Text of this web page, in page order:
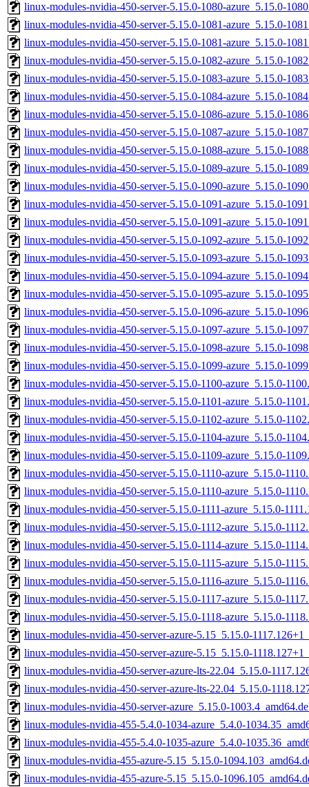
linux-modules-nvidia-450-server-5.15.0-1080-azure_5.15.0-
linux-modules-nvidia-450-server-5.15.0-1081-azure_5.15.0-
linux-modules-nvidia-450-server-5.15.0-1081-azure_5.15.0-
linux-modules-nvidia-450-server-5.15.0-1082-azure_5.15.0-
linux-modules-nvidia-450-server-5.15.0-1083-azure_5.15.0-
linux-modules-nvidia-450-server-5.15.0-1084-azure_5.15.0-
linux-modules-nvidia-450-server-5.15.0-1086-azure_5.15.0-
linux-modules-nvidia-450-server-5.15.0-1087-azure_5.15.0-
linux-modules-nvidia-450-server-5.15.0-1088-azure_5.15.0-
linux-modules-nvidia-450-server-5.15.0-1089-azure_5.15.0-
linux-modules-nvidia-450-server-5.15.0-1090-azure_5.15.0-
linux-modules-nvidia-450-server-5.15.0-1091-azure_5.15.0-
linux-modules-nvidia-450-server-5.15.0-1091-azure_5.15.0-
linux-modules-nvidia-450-server-5.15.0-1092-azure_5.15.0-
linux-modules-nvidia-450-server-5.15.0-1093-azure_5.15.0-
linux-modules-nvidia-450-server-5.15.0-1094-azure_5.15.0-
linux-modules-nvidia-450-server-5.15.0-1095-azure_5.15.0-
linux-modules-nvidia-450-server-5.15.0-1096-azure_5.15.0-
linux-modules-nvidia-450-server-5.15.0-1097-azure_5.15.0-
linux-modules-nvidia-450-server-5.15.0-1098-azure_5.15.0-
linux-modules-nvidia-450-server-5.15.0-1099-azure_5.15.0-
linux-modules-nvidia-450-server-5.15.0-1100-azure_5.15.0-
linux-modules-nvidia-450-server-5.15.0-1101-azure_5.15.0-
linux-modules-nvidia-450-server-5.15.0-1102-azure_5.15.0-
linux-modules-nvidia-450-server-5.15.0-1104-azure_5.15.0-
linux-modules-nvidia-450-server-5.15.0-1109-azure_5.15.0-
linux-modules-nvidia-450-server-5.15.0-1110-azure_5.15.0-
linux-modules-nvidia-450-server-5.15.0-1110-azure_5.15.0-
linux-modules-nvidia-450-server-5.15.0-1111-azure_5.15.0-
linux-modules-nvidia-450-server-5.15.0-1112-azure_5.15.0-
linux-modules-nvidia-450-server-5.15.0-1114-azure_5.15.0-
linux-modules-nvidia-450-server-5.15.0-1115-azure_5.15.0-
linux-modules-nvidia-450-server-5.15.0-1116-azure_5.15.0-
linux-modules-nvidia-450-server-5.15.0-1117-azure_5.15.0-
linux-modules-nvidia-450-server-5.15.0-1118-azure_5.15.0-
linux-modules-nvidia-450-server-azure-5.15_5.15.0-
linux-modules-nvidia-450-server-azure-5.15_5.15.0-
linux-modules-nvidia-450-server-azure-lts-22.04_5.15.0-
linux-modules-nvidia-450-server-azure-lts-22.04_5.15.0-
linux-modules-nvidia-450-server-azure_5.15.0-
linux-modules-nvidia-455-5.4.0-1034-azure_5.4.0-
linux-modules-nvidia-455-5.4.0-1035-azure_5.4.0-
linux-modules-nvidia-455-azure-5.15_5.15.0-
linux-modules-nvidia-455-azure-5.15_5.15.0-